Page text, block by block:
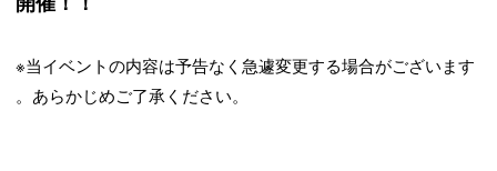
※当イベントの内容は予告なく急遽変更する場合がございます
。あらかじめご了承ください。